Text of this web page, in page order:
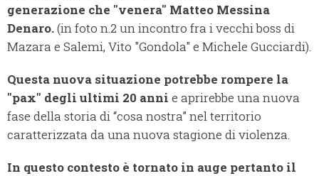
generazione che "venera" Matteo Messina
Denaro.(in foto n.2 un incontro fra i vecchi boss di
Mazara e Salemi, Vito "Gondola" e Michele Gucciardi).
Questa nuova situazione potrebbe rompere la
"pax" degli ultimi 20 anni e aprirebbe una nuova
fase della storia di “cosa nostra” nel territorio
caratterizzata da una nuova stagione di violenza.
In questo contesto è tornato in auge pertanto il